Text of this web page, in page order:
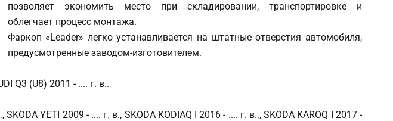
позволяет экономить место при складировании, транспортировке и
облегчает процесс монтажа.
Фаркоп «Leader» легко устанавливается на штатные отверстия автомобиля,
предусмотренные заводом-изготовителем.
Q3 (U8) 2011 - .... г. в..
YETI 2009 - .... г. в., SKODA KODIAQ I 2016 - .... г. в.., SKODA KAROQ I 2017 -